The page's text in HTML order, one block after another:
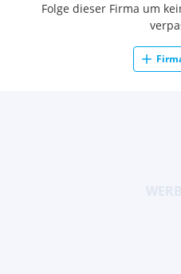
Folge dieser Firma um